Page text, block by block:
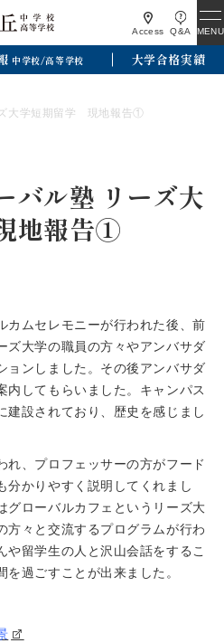
Access Q&A MENU
中学校/高等学校 大学合格実績
大学短期留学 現地報告①
バル塾 リーズ大
地報告①
カムセレモニーが行われた後、前
ズ大学の職員の方々やアンバサダ
ョンしました。その後アンバサダ
内してもらいました。キャンパス
建設されており、歴史を感じまし
れ、プロフェッサーの方がフード
分かりやすく説明してくれまし
グローバルカフェというリーズ大
方々と交流するプログラムが行わ
や留学生の人と沢山会話をするこ
過ごすことが出来ました。